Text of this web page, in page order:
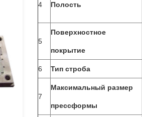
4 Полость
5
Поверхностное
покрытие
6 Тип строба
7
Максимальный размер
прессформы